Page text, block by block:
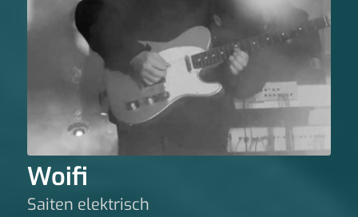
Woifi
Saiten elektrisch